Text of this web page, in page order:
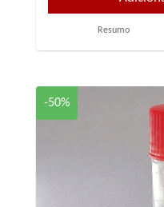
Resumo
-50%